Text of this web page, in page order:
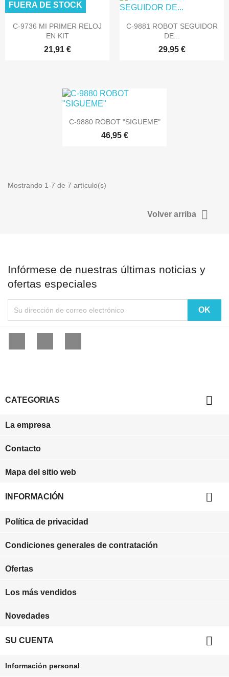
 Vista rápida
C-9736 MI PRIMER RELOJ
EN KIT
21,91 €
FUERA DE STOCK
 Vista rápida
C-9881 ROBOT SEGUIDOR
DE...
29,95 €
 Vista rápida
C-9880 ROBOT "SIGUEME"
46,95 €
Mostrando 1-7 de 7 artículo(s)
Volver arriba 
Infórmese de nuestras últimas noticias y
ofertas especiales
CATEGORIAS 
La empresa
Contacto
Mapa del sitio web
INFORMACIÓN 
Política de privacidad
Condiciones generales de contratación
Ofertas
Los más vendidos
Novedades
SU CUENTA 
Información personal